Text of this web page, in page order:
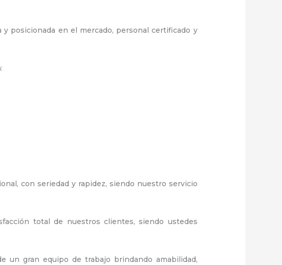
y posicionada en el mercado, personal certificado y
con seriedad y rapidez, siendo nuestro servicio
total de nuestros clientes, siendo ustedes
un gran equipo de trabajo brindando amabilidad,